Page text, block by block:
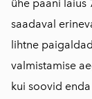
ühe paani laius
saadaval
lihtne
valmistamise
kui soovid